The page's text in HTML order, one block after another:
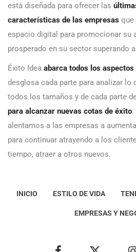
está diseñada para ofrecer las
características de las empresas que
espacio digital para promocionar su
prosperado en su sector superando
Éxito Idea abarca todos los
desglosa cada parte para analizar lo
todos los tamaños y de cada parte
para alcanzar nuevas cotas de éxito.
alentamos a las empresas a
para continuar atrayendo a los
tiempo, atraer a otros nuevos.
INICIO ESTILO DE VIDA
EMPRESAS Y